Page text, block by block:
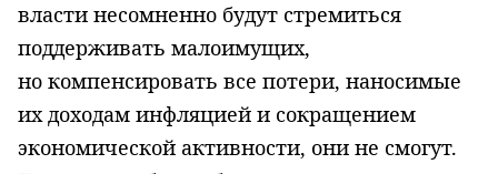
власти несомненно будут стремиться
поддерживать малоимущих,
но компенсировать все потери, наносимые
их доходам инфляцией и сокращением
экономической активности, они не смогут.